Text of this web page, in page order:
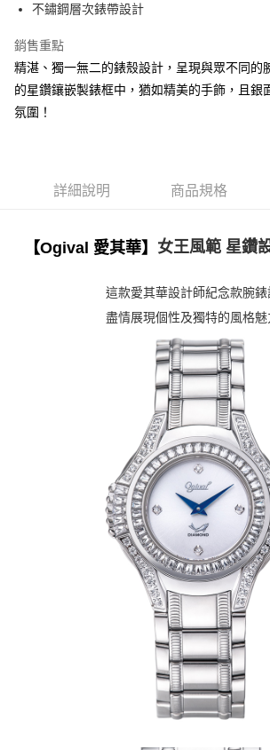
不鏽鋼層次錶帶設計
銷售重點
精湛、獨一無二的錶殼設計，呈現與眾不同的
的星鑽鑲嵌製錶框中，猶如精美的手飾，且銀
氛圍！
詳細說明 商品規格
【Ogival 愛其華】 女王風範 星鑽
這款愛其華設計師紀念款腕錶
盡情展現個性及獨特的風格魅